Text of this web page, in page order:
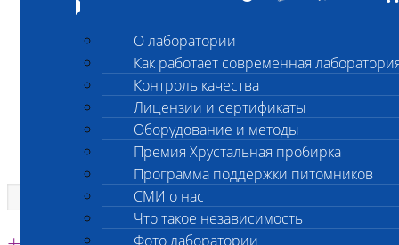
ШАНС БИО
Независимая ветеринарная лаборатория
Единая круглосуточная справочная
О лаборатории
Как работает современная
Контроль качества
Лицензии и сертификаты
Оборудование и методы
Премия Хрустальная пробирка
Программа поддержки питомников
СМИ о нас
Что такое независимость
Фото лаборатории